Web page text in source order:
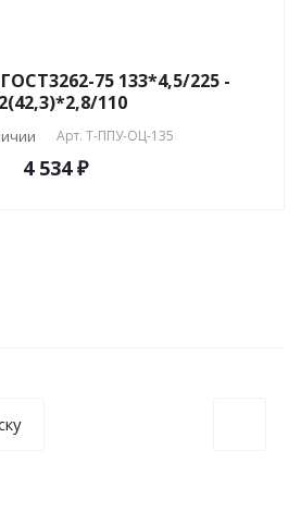
75 133*4,5/225 -
110
Арт. T-ППУ-ОЦ-135
4 534 ₽